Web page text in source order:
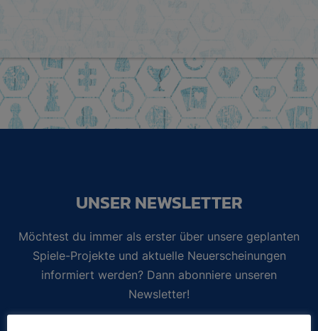
UNSER NEWSLETTER
Möchtest du immer als erster über unsere geplanten
Spiele-Projekte und aktuelle Neuerscheinungen
informiert werden? Dann abonniere unseren
Newsletter!